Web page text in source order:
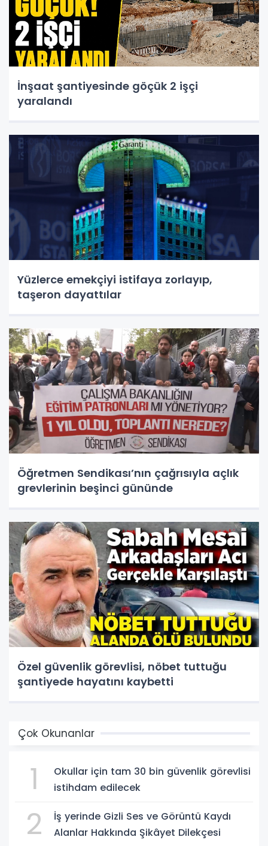
İnşaat şantiyesinde göçük 2 işçi
yaralandı
Yüzlerce emekçiyi istifaya zorlayıp,
taşeron dayattılar
Öğretmen Sendikası’nın çağrısıyla açlık
grevlerinin beşinci gününde
Özel güvenlik görevlisi, nöbet tuttuğu
şantiyede hayatını kaybetti
Çok Okunanlar
1
Okullar için tam 30 bin güvenlik görevlisi
istihdam edilecek
2
İş yerinde Gizli Ses ve Görüntü Kaydı
Alanlar Hakkında Şikâyet Dilekçesi